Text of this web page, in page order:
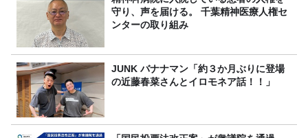
守り、声を届ける。 千葉精神医療人権セ
ンターの取り組み
JUNK バナナマン「約３か月ぶりに登場
の近藤春菜さんとイロモネア話！！」